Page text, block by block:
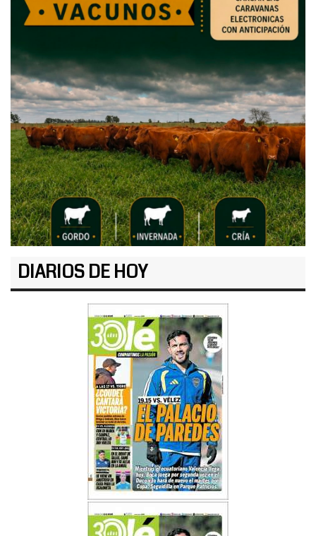
DIARIOS DE HOY